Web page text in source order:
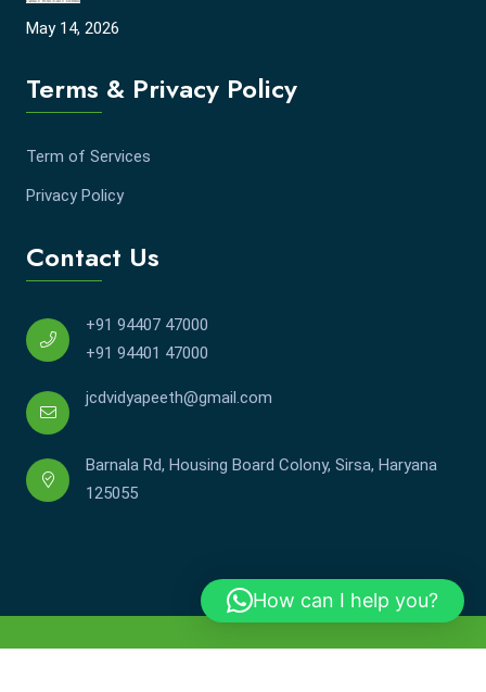
May 14, 2026
Terms & Privacy Policy
Term of Services
Privacy Policy
Contact Us
+91 94407 47000
+91 94401 47000
jcdvidyapeeth@gmail.com
Barnala Rd, Housing Board Colony, Sirsa, Haryana
125055
How can I help you?